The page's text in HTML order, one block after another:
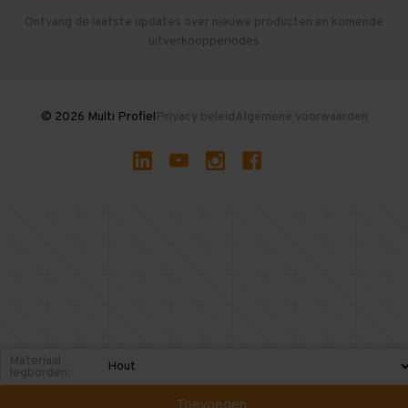
Gebruikte entresolvloeren
Ontvang de laatste updates over nieuwe producten en komende
uitverkoopperiodes
© 2026 Multi ProfielPrivacy beleidAlgemene voorwaarden
Materiaal
legborden:
Toevoegen